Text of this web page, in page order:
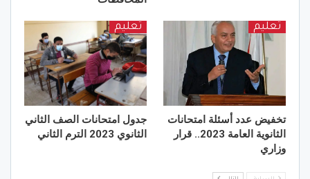
تعليم
تخفيض عدد أسئلة امتحانات
الثانوية العامة 2023.. قرار
وزاري
تعليم
جدول امتحانات الصف الثاني
الثانوي 2023 الترم الثاني